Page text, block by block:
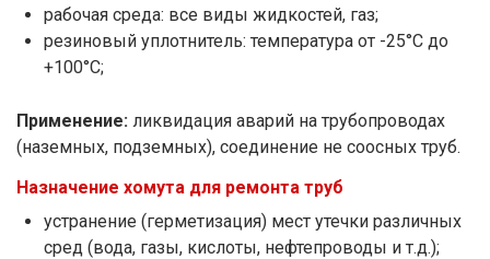
рабочая среда: все виды жидкостей, газ;
резиновый уплотнитель: температура от -25°С до
+100°С;
Применение: ликвидация аварий на трубопроводах
(наземных, подземных), соединение не соосных труб.
Назначение хомута для ремонта труб
устранение (герметизация) мест утечки различных
сред (вода, газы, кислоты, нефтепроводы и т.д.);